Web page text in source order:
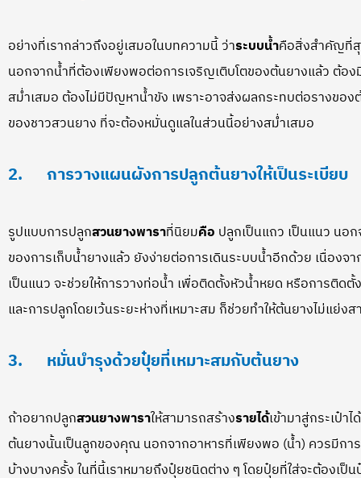
อย่างที่เรากล่าวถึงอยู่เสมอในบทความนี้ ว่าระบบน้ำคือสิ่งสำคัญที่สุ
นอกจากน้ำที่ต้องเพียงพอต่อการเจริญเติบโตของต้นยางแล้ว ต้อ
สม่ำเสมอ ต้องไม่มีปัญหาน้ำขัง เพราะอาจส่งผลกระทบต่อรางของ
ของชาวสวนยาง ที่จะต้องหมั่นดูแลในส่วนนี้อย่างสม่ำเสมอ
2. การวางแผนผังการปลูกต้นยางให้เป็นระเบียบ
รูปแบบการปลูกสวนยางพาราที่นิยมคือ ปลูกเป็นแถว เป็นแนว นอ
ของการเก็บน้ำยางแล้ว ยังง่ายต่อการเดินระบบน้ำอีกด้วย เนื่องจ
เป็นแนว จะช่วยให้การวางท่อน้ำ เพื่อติดตั้งหัวน้ำหยด หรือการติดตั้
และการปลูกโดยเว้นระยะห่างที่เหมาะสม ก็ช่วยทำให้ต้นยางไม่แย่ง
3. หมั่นบำรุงด้วยปุ๋ยที่เหมาะสมกับต้นยาง
ถ้าอยากปลูกสวนยางพาราให้สามารถสร้างรายได้เข้ามาสู่กระเป๋า
ต้นยางนั้นเป็นลูกของคุณ นอกจากอาหารที่เพียงพอ (น้ำ) ควรมีกา
บ้างบางครั้ง ในที่นี้เราหมายถึงปุ๋ยชนิดต่าง ๆ โดยปุ๋ยที่ใส่จะต้องเป็น